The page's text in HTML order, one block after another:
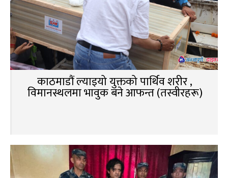
काठमाडौं ल्याइयो युक्तको पार्थिव शरीर ,
विमानस्थलमा भावुक बने आफन्त (तस्वीरहरू)